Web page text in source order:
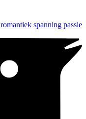
romantiek spanning passie